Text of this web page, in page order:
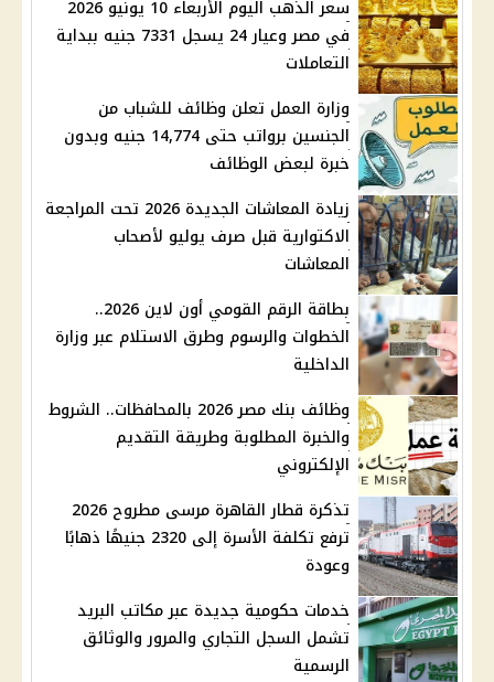
سعر الذهب اليوم الأربعاء 10 يونيو 2026
في مصر وعيار 24 يسجل 7331 جنيه ببداية
التعاملات
وزارة العمل تعلن وظائف للشباب من
الجنسين برواتب حتى 14,774 جنيه وبدون
خبرة لبعض الوظائف
زيادة المعاشات الجديدة 2026 تحت المراجعة
الاكتوارية قبل صرف يوليو لأصحاب
المعاشات
بطاقة الرقم القومي أون لاين 2026..
الخطوات والرسوم وطرق الاستلام عبر وزارة
الداخلية
وظائف بنك مصر 2026 بالمحافظات.. الشروط
والخبرة المطلوبة وطريقة التقديم
الإلكتروني
تذكرة قطار القاهرة مرسى مطروح 2026
ترفع تكلفة الأسرة إلى 2320 جنيهًا ذهابًا
وعودة
خدمات حكومية جديدة عبر مكاتب البريد
تشمل السجل التجاري والمرور والوثائق
الرسمية